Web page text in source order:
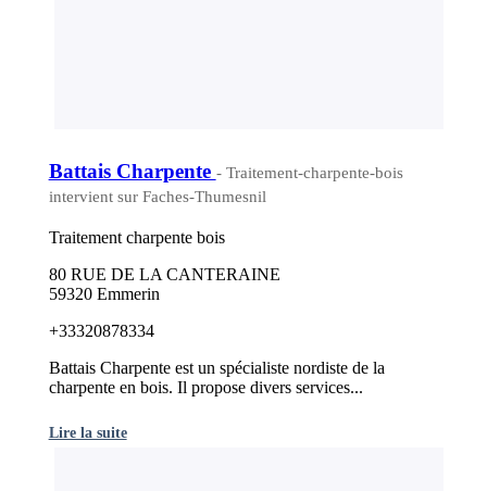
Battais Charpente - Traitement-charpente-bois
intervient sur Faches-Thumesnil
Traitement charpente bois
80 RUE DE LA CANTERAINE
59320 Emmerin
+33320878334
Battais Charpente est un spécialiste nordiste de la
charpente en bois. Il propose divers services...
Lire la suite